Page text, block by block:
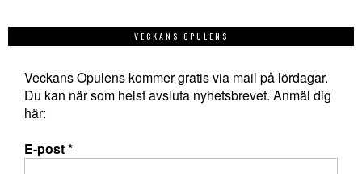
VECKANS OPULENS
Veckans Opulens kommer gratis via mail på lördagar.
Du kan när som helst avsluta nyhetsbrevet. Anmäl dig
här:
E-post*